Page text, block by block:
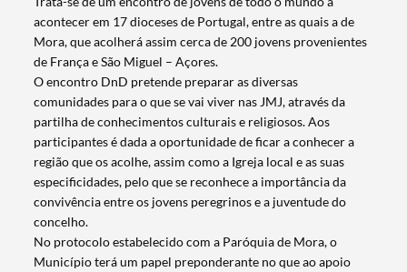
acontecer em 17 dioceses de Portugal, entre as quais a de
Mora, que acolherá assim cerca de 200 jovens provenientes
de França e São Miguel – Açores.
O encontro DnD pretende preparar as diversas
comunidades para o que se vai viver nas JMJ, através da
partilha de conhecimentos culturais e religiosos. Aos
participantes é dada a oportunidade de ficar a conhecer a
região que os acolhe, assim como a Igreja local e as suas
especificidades, pelo que se reconhece a importância da
convivência entre os jovens peregrinos e a juventude do
concelho.
No protocolo estabelecido com a Paróquia de Mora, o
Município terá um papel preponderante no que ao apoio